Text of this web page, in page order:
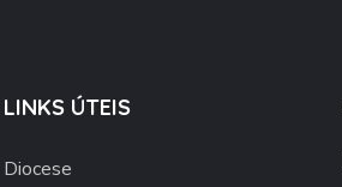
LINKS ÚTEIS
Diocese